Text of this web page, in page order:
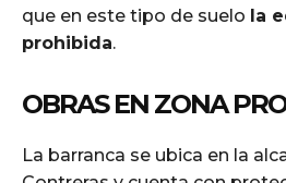
que en este tipo de suelo la
prohibida.
OBRAS EN ZONA
La barranca se ubica en la